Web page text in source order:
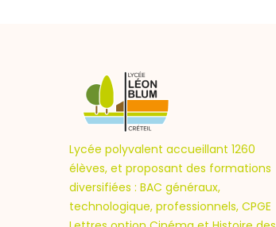
s
n
a
Lycée polyvalent accueillant 1260
élèves, et proposant des formations
diversifiées : BAC généraux,
technologique, professionnels, CPGE